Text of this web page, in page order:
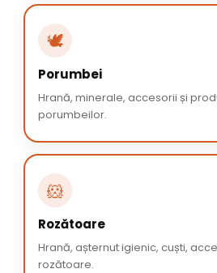
🕊️
Porumbei
Hrană, minerale, accesorii și
porumbeilor.
🐹
Rozătoare
Hrană, așternut igienic, cuști,
rozătoare.